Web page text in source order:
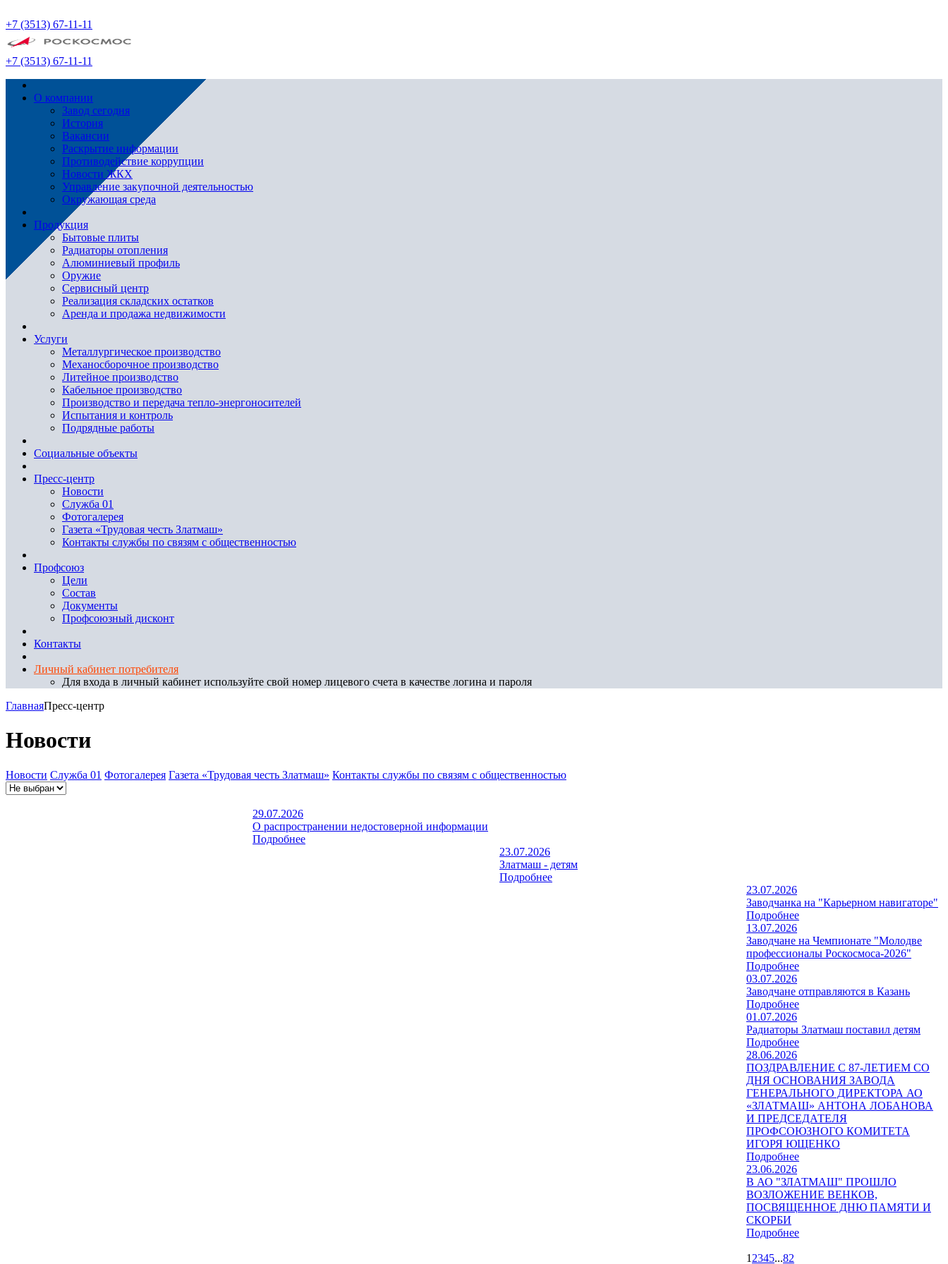
+7 (3513) 67-11-11
+7 (3513) 67-11-11
О компании
Завод сегодня
История
Вакансии
Раскрытие информации
Противодействие коррупции
Новости ЖКХ
Управление закупочной деятельностью
Окружающая среда
Продукция
Бытовые плиты
Радиаторы отопления
Алюминиевый профиль
Оружие
Сервисный центр
Реализация складских остатков
Аренда и продажа недвижимости
Услуги
Металлургическое производство
Механосборочное производство
Литейное производство
Кабельное производство
Производство и передача тепло-энергоносителей
Испытания и контроль
Подрядные работы
Социальные объекты
Пресс-центр
Новости
Служба 01
Фотогалерея
Газета «Трудовая честь Златмаш»
Контакты службы по связям с общественностью
Профсоюз
Цели
Состав
Документы
Профсоюзный дисконт
Контакты
Личный кабинет потребителя
Для входа в личный кабинет используйте свой номер лицевого счета в качестве логина и пароля
ГлавнаяПресс-центр
Новости
Новости Служба 01 Фотогалерея Газета «Трудовая честь Златмаш» Контакты службы по связям с общественностью
29.07.2026
О распространении недостоверной информации
Подробнее
23.07.2026
Златмаш - детям
Подробнее
23.07.2026
Заводчанка на "Карьерном навигаторе"
Подробнее
13.07.2026
Заводчане на Чемпионате "Молодве
профессионалы Роскосмоса-2026"
Подробнее
03.07.2026
Заводчане отправляются в Казань
Подробнее
01.07.2026
Радиаторы Златмаш поставил детям
Подробнее
28.06.2026
ПОЗДРАВЛЕНИЕ С 87-ЛЕТИЕМ СО
ДНЯ ОСНОВАНИЯ ЗАВОДА
ГЕНЕРАЛЬНОГО ДИРЕКТОРА АО
«ЗЛАТМАШ» АНТОНА ЛОБАНОВА
И ПРЕДСЕДАТЕЛЯ
ПРОФСОЮЗНОГО КОМИТЕТА
ИГОРЯ ЮЩЕНКО
Подробнее
23.06.2026
В АО "ЗЛАТМАШ" ПРОШЛО
ВОЗЛОЖЕНИЕ ВЕНКОВ,
ПОСВЯЩЕННОЕ ДНЮ ПАМЯТИ И
СКОРБИ
Подробнее
1 2345...82